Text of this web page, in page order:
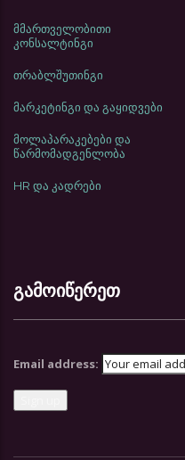
მმართველობითი
კონსალტინგი
თრაბლშუთინგი
მარკეტინგი და გაყიდვები
მოლაპარაკებები და
წარმომადგენლობა
HR და კადრები
გამოიწერეთ
Email address: